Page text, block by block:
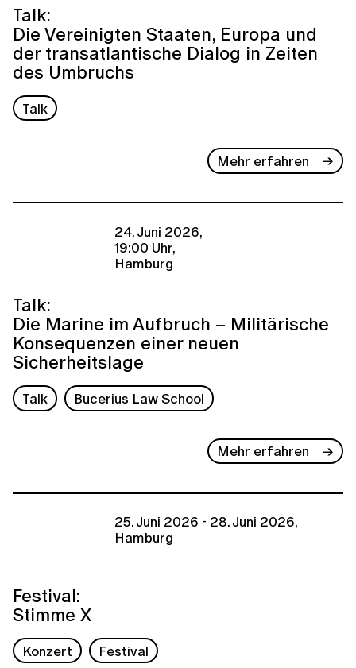
Talk:
Die Vereinigten Staaten, Europa und
der transatlantische Dialog in Zeiten
des Umbruchs
Talk
Mehr erfahren
24. Juni 2026,
19:00 Uhr,
Hamburg
Talk:
Die Marine im Aufbruch – Militärische
Konsequenzen einer neuen
Sicherheitslage
Talk Bucerius Law School
Mehr erfahren
25. Juni 2026 - 28. Juni 2026,
Hamburg
Festival:
Stimme X
Konzert Festival